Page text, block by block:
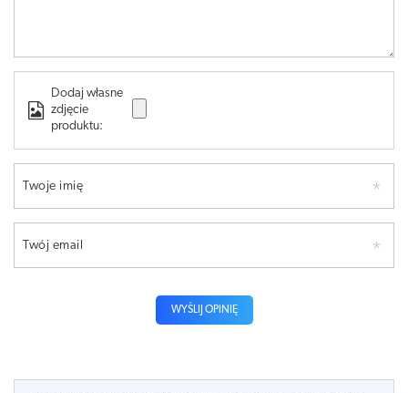
Dodaj własne
zdjęcie
produktu:
Twoje imię
Twój email
WYŚLIJ OPINIĘ